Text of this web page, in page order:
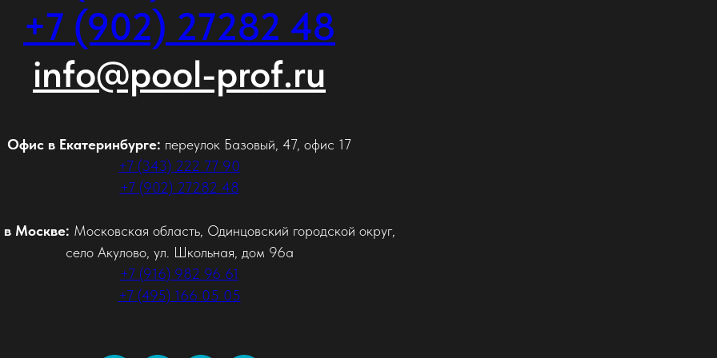
+7 (902) 27282 48
info@pool-prof.ru
Офис в Екатеринбурге: переулок Базовый, 47, офис 17
+7 (343) 222 77 90
+7 (902) 27282 48
Москве: Московская область, Одинцовский городской округ,
село Акулово, ул. Школьная, дом 96а
+7 (916) 982 96 61
+7 (495) 166 05 05